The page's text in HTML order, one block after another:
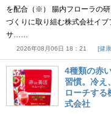
を配合（※） 腸内フローラの
づくりに取り組む株式会社イ
サ……
2026年08月06日 18：21 健
4種類の赤
習慣。冷え
ローチする
式会社